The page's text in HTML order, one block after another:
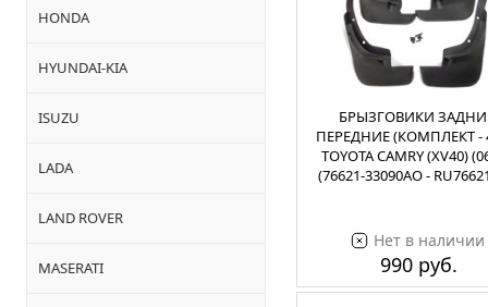
HONDA
HYUNDAI-KIA
ISUZU
LADA
LAND ROVER
MASERATI
БРЫЗГОВИКИ
ПЕРЕДНИЕ (КОМПЛЕКТ -
TOYOTA CAMRY (XV40)
(76621-33090AO -
Нет в наличии
990 руб.